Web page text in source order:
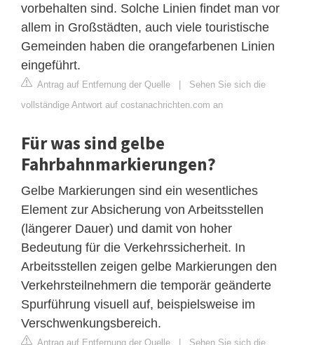
vorbehalten sind. Solche Linien findet man vor
allem in Großstädten, auch viele touristische
Gemeinden haben die orangefarbenen Linien
eingeführt.
Antrag auf Entfernung der Quelle | Sehen Sie sich die
vollständige Antwort auf costanachrichten.com an
Für was sind gelbe
Fahrbahnmarkierungen?
Gelbe Markierungen sind ein wesentliches
Element zur Absicherung von Arbeitsstellen
(längerer Dauer) und damit von hoher
Bedeutung für die Verkehrssicherheit. In
Arbeitsstellen zeigen gelbe Markierungen den
Verkehrsteilnehmern die temporär geänderte
Spurführung visuell auf, beispielsweise im
Verschwenkungsbereich.
Antrag auf Entfernung der Quelle | Sehen Sie sich die